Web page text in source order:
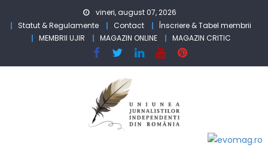
vineri, august 07, 2026
Statut & Regulamente
Contact
Înscriere & Tabel membrii
MEMBRII UJIR
MAGAZIN ONLINE MAGAZIN CRITIC